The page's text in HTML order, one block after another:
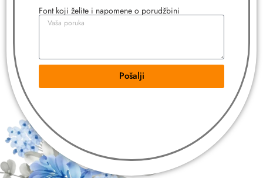
Font koji želite i napomene o porudžbini
Pošalji